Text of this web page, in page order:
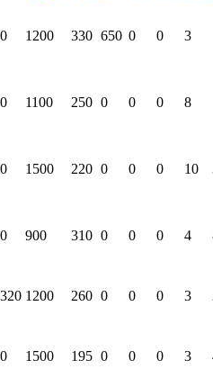
1200 330 650 0 0 3
1100 250 0 0 0 8
1500 220 0 0 0 10
900 310 0 0 0 4
1200 260 0 0 0 3
1500 195 0 0 0 3